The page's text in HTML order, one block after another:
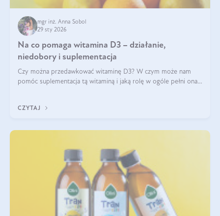
mgr inż. Anna Sobol
29 sty 2026
Na co pomaga witamina D3 – działanie,
niedobory i suplementacja
Czy można przedawkować witaminę D3? W czym może nam
pomóc suplementacja tą witaminą i jaką rolę w ogóle pełni ona
robić?
CZYTAJ